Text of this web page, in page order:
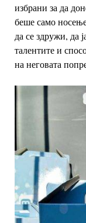
избрани за да
беше само
да се здружи, да
талентите и
на неговата